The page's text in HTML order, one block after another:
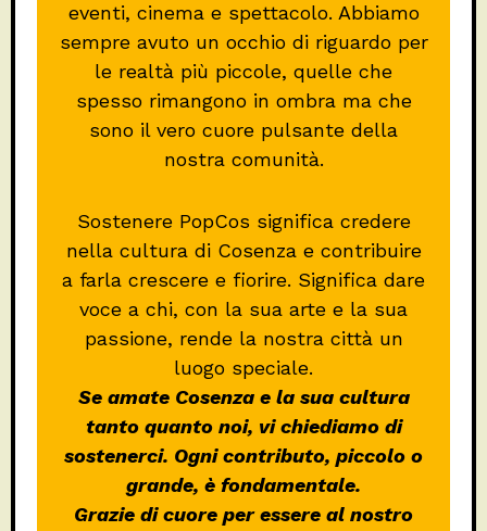
eventi, cinema e spettacolo. Abbiamo
sempre avuto un occhio di riguardo per
le realtà più piccole, quelle che
spesso rimangono in ombra ma che
sono il vero cuore pulsante della
nostra comunità.
Sostenere PopCos significa credere
nella cultura di Cosenza e contribuire
a farla crescere e fiorire. Significa dare
voce a chi, con la sua arte e la sua
passione, rende la nostra città un
luogo speciale.
Se amate Cosenza e la sua cultura
tanto quanto noi, vi chiediamo di
sostenerci. Ogni contributo, piccolo o
grande, è fondamentale.
Grazie di cuore per essere al nostro